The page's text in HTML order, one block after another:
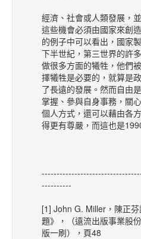
經濟、社會或人類發展，
這些機會必須由國家來創
的例子中可以看出，國家
下半世紀，第三世界的許
做很多方面的犧牲，他們
擇犧牲是必要的，就算是
了長遠的發展。然而自由
掌握、參與自身事務，關
個人方式，還可以藉由各
得更有尊嚴，而這也是
----------
[1] John G. Miller，陳正
題》，（遠流出版事業股
版一刷），頁48